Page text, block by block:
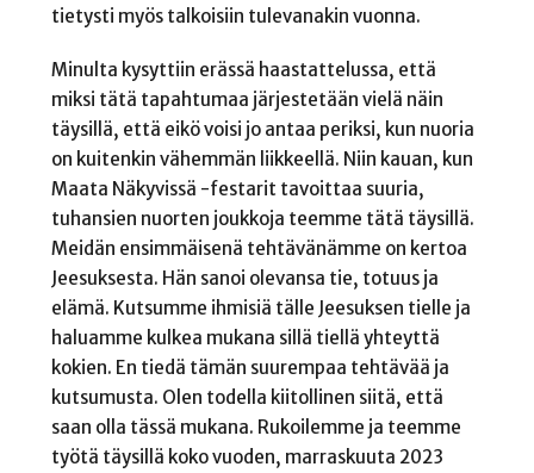
tietysti myös talkoisiin tulevanakin vuonna.
Minulta kysyttiin erässä haastattelussa, että
miksi tätä tapahtumaa järjestetään vielä näin
täysillä, että eikö voisi jo antaa periksi, kun nuoria
on kuitenkin vähemmän liikkeellä. Niin kauan, kun
Maata Näkyvissä -festarit tavoittaa suuria,
tuhansien nuorten joukkoja teemme tätä täysillä.
Meidän ensimmäisenä tehtävänämme on kertoa
Jeesuksesta. Hän sanoi olevansa tie, totuus ja
elämä. Kutsumme ihmisiä tälle Jeesuksen tielle ja
haluamme kulkea mukana sillä tiellä yhteyttä
kokien. En tiedä tämän suurempaa tehtävää ja
kutsumusta. Olen todella kiitollinen siitä, että
saan olla tässä mukana. Rukoilemme ja teemme
työtä täysillä koko vuoden, marraskuuta 2023